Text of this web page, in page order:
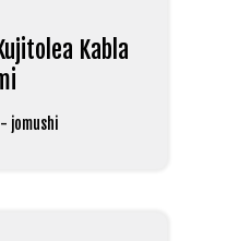
Kabla
- jomushi